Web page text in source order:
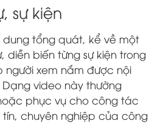
sự kiện
dung tổng quát, kể về một
diễn biến từng sự kiện trong
người xem nắm được nội
video này thường
phục vụ cho công tác
chuyên nghiệp của công